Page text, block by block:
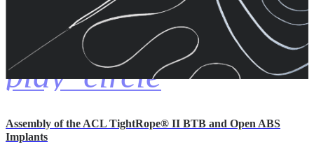
play_circle
Assembly of the ACL TightRope® II BTB and Open ABS
Implants